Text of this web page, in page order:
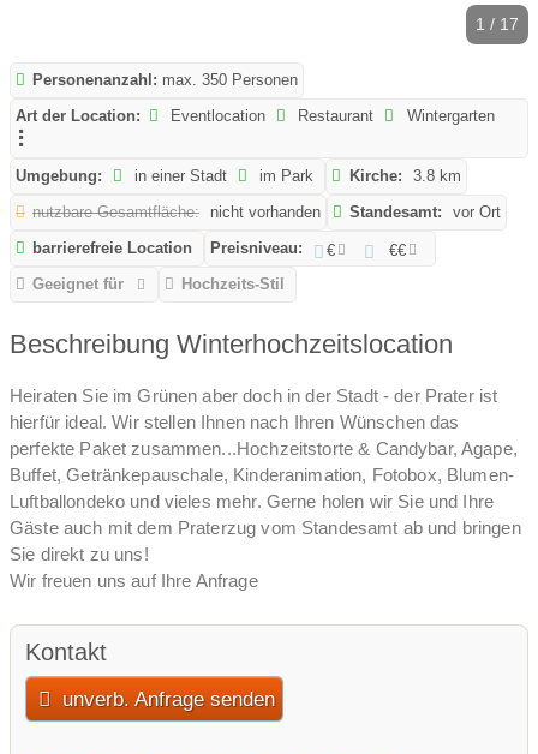
1 / 17
Personenanzahl: max. 350 Personen
Art der Location:
Eventlocation Restaurant Wintergarten
Umgebung: in einer Stadt im Park Kirche:
3.8 km
nutzbare Gesamtfläche:
nicht vorhanden Standesamt:
vor Ort
barrierefreie Location
Preisniveau: €
€€
Geeignet für
Hochzeits-Stil
Beschreibung Winterhochzeitslocation
Heiraten Sie im Grünen aber doch in der Stadt - der Prater ist
hierfür ideal. Wir stellen Ihnen nach Ihren Wünschen das
perfekte Paket zusammen...Hochzeitstorte & Candybar, Agape,
Buffet, Getränkepauschale, Kinderanimation, Fotobox, Blumen-
Luftballondeko und vieles mehr. Gerne holen wir Sie und Ihre
Gäste auch mit dem Praterzug vom Standesamt ab und bringen
Sie direkt zu uns!
Wir freuen uns auf Ihre Anfrage
Kontakt
unverb. Anfrage senden